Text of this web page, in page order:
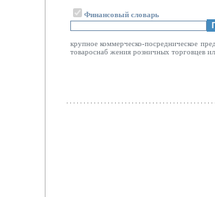
Финансовый словарь
крупное коммерческо-посредническое
товароснаб жения розничных торговцев